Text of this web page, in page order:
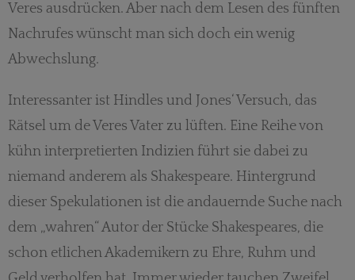
Veres ausdrücken. Aber nach dem Lesen des fünften
Nachrufes wünscht man sich doch ein wenig
Abwechslung.
Interessanter ist Hindles und Jones‘ Versuch, das
Rätsel um de Veres Vater zu lüften. Eine Reihe von
kühn interpretierten Indizien führt sie dabei zu
niemand anderem als Shakespeare. Hintergrund
dieser Spekulationen ist die andauernde Suche nach
dem „wahren“ Autor der Stücke Shakespeares, die
schon etlichen Akademikern zu Ehre, Ruhm und